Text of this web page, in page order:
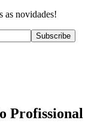
as novidades!
Profissional